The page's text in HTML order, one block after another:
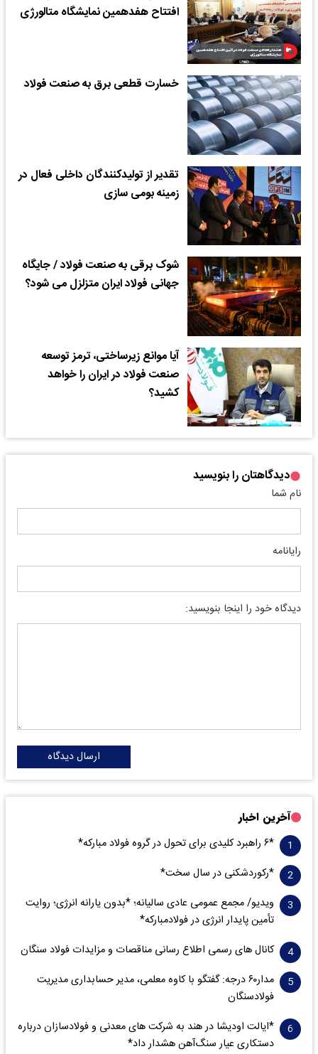
افتتاح هفدهمین نمایشگاه متالورژی
خسارت قطعی برق به صنعت فولاد
تقدیر از تولیدکنندگان داخلی فعال در
زمینه بومی سازی
شوک برقی به صنعت فولاد / جایگاه
جهانی فولاد ایران متزلزل می شود؟
آیا موانع زیرساختی، ترمز توسعه
صنعت فولاد در ایران را خواهد
کشید؟
دیدگاهتان را بنویسید
نام شما
رایانامه
دیدگاه خود را اینجا بنویسید:
ارسال دیدگاه
آخرین اخبار
*۶ راهبرد کلیدی برای تحول در گروه فولاد مبارکه*
*رکوردشکنی در سال سخت*
ویدیو/ مجمع عمومی عادی سالیانه؛ *بدون یارانه انرژی؛ روایت
تأمین پایدار انرژی در فولادمبارکه*
کانال های رسمی اطلاع رسانی مناقصات و مزایدات فولاد سنگان
مدار‌۶٠ درجه: گفتگو با کاوه معلمی، مدیر حسابداری مدیریت
فولادسنگان
*ایالت اودیشا در هند به شرکت های معدنی و فولادسازان درباره
دستکاری عیار سنگ‌آهن هشدار داد*